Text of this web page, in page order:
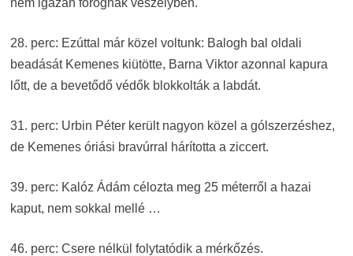
nem igazán forognak veszélyben.
28. perc: Ezúttal már közel voltunk: Balogh bal oldali
beadását Kemenes kiütötte, Barna Viktor azonnal kapura
lőtt, de a bevetődő védők blokkolták a labdát.
31. perc: Urbin Péter került nagyon közel a gólszerzéshez,
de Kemenes óriási bravúrral hárította a ziccert.
39. perc: Kalóz Ádám célozta meg 25 méterről a hazai
kaput, nem sokkal mellé …
46. perc: Csere nélkül folytatódik a mérkőzés.